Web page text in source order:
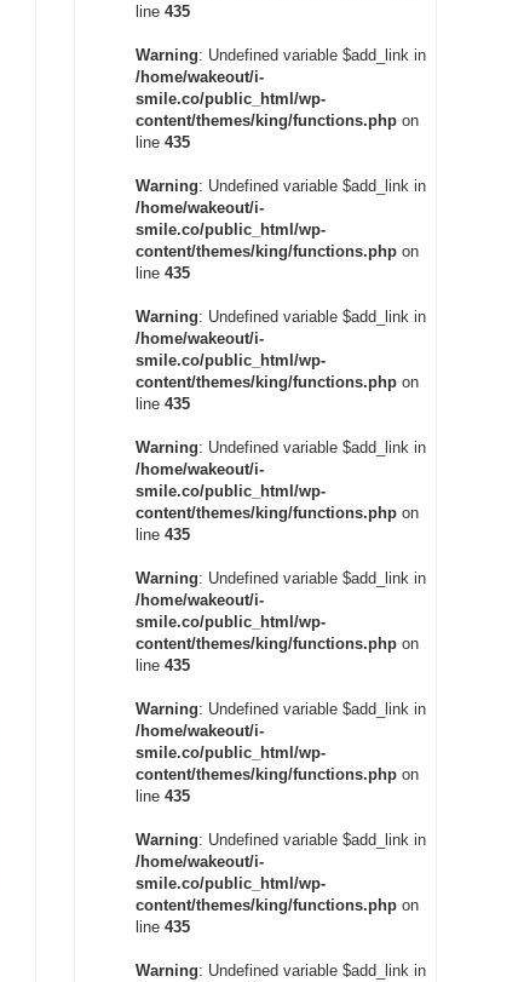
line 435
Warning: Undefined variable $add_link in
/home/wakeout/i-
smile.co/public_html/wp-
content/themes/king/functions.phpon
line 435
Warning: Undefined variable $add_link in
/home/wakeout/i-
smile.co/public_html/wp-
content/themes/king/functions.phpon
line 435
Warning: Undefined variable $add_link in
/home/wakeout/i-
smile.co/public_html/wp-
content/themes/king/functions.phpon
line 435
Warning: Undefined variable $add_link in
/home/wakeout/i-
smile.co/public_html/wp-
content/themes/king/functions.phpon
line 435
Warning: Undefined variable $add_link in
/home/wakeout/i-
smile.co/public_html/wp-
content/themes/king/functions.phpon
line 435
Warning: Undefined variable $add_link in
/home/wakeout/i-
smile.co/public_html/wp-
content/themes/king/functions.phpon
line 435
Warning: Undefined variable $add_link in
/home/wakeout/i-
smile.co/public_html/wp-
content/themes/king/functions.phpon
line 435
Warning: Undefined variable $add_link in